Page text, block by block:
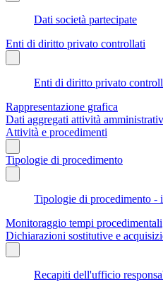
Dati società partecipate
Enti di diritto privato controllati
Enti di diritto privato
Rappresentazione grafica
Dati aggregati attività
Attività e procedimenti
Tipologie di procedimento
Tipologie di procedimento -
Monitoraggio tempi procedimentali
Dichiarazioni sostitutive e
Recapiti dell'ufficio